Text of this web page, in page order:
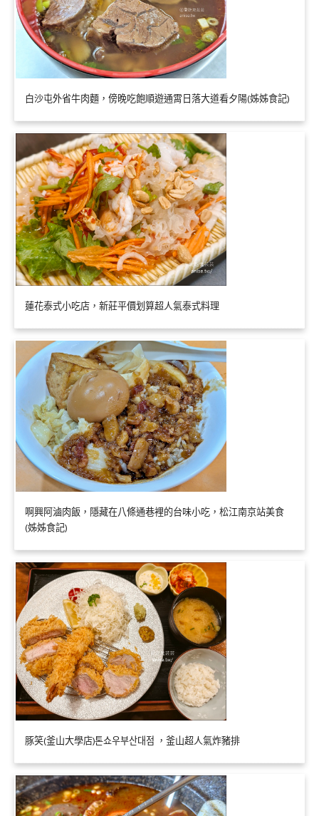
白沙屯外省牛肉麵，傍晚吃飽順遊通霄日落大道看夕陽(姊姊食記)
蓮花泰式小吃店，新莊平價划算超人氣泰式料理
啊興阿滷肉飯，隱藏在八條通巷裡的台味小吃，松江南京站美食
(姊姊食記)
豚笑(釜山大學店)톤쇼우부산대점 ，釜山超人氣炸豬排